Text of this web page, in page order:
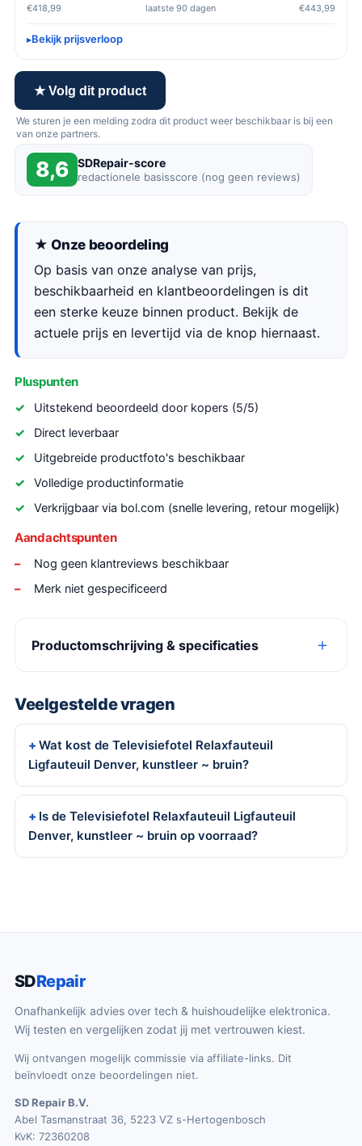
€418,99 laatste 90 dagen €443,99
Bekijk prijsverloop
★ Volg dit product
We sturen je een melding zodra dit product weer beschikbaar is bij een
van onze partners.
8,6 SDRepair-score
redactionele basisscore (nog geen reviews)
★ Onze beoordeling
Op basis van onze analyse van prijs,
beschikbaarheid en klantbeoordelingen is dit
een sterke keuze binnen product. Bekijk de
actuele prijs en levertijd via de knop hiernaast.
Pluspunten
Uitstekend beoordeeld door kopers (5/5)
Direct leverbaar
Uitgebreide productfoto's beschikbaar
Volledige productinformatie
Verkrijgbaar via bol.com (snelle levering, retour mogelijk)
Aandachtspunten
Nog geen klantreviews beschikbaar
Merk niet gespecificeerd
Productomschrijving & specificaties
Veelgestelde vragen
Wat kost de Televisiefotel Relaxfauteuil
Ligfauteuil Denver, kunstleer ~ bruin?
Is de Televisiefotel Relaxfauteuil Ligfauteuil
Denver, kunstleer ~ bruin op voorraad?
SDRepair
Onafhankelijk advies over tech & huishoudelijke elektronica.
Wij testen en vergelijken zodat jij met vertrouwen kiest.
Wij ontvangen mogelijk commissie via affiliate-links. Dit
beïnvloedt onze beoordelingen niet.
SD Repair B.V.
Abel Tasmanstraat 36, 5223 VZ s-Hertogenbosch
KvK: 72360208